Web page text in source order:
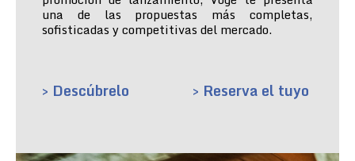
una de las propuestas más completas,
sofisticadas y competitivas del mercado.
> Descúbrelo > Reserva el tuyo